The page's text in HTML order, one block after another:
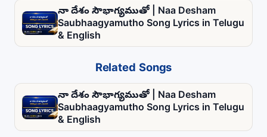
నా దేశం సౌభాగ్యముతో | Naa Desham
Saubhaagyamutho Song Lyrics in Telugu
& English
Related Songs
నా దేశం సౌభాగ్యముతో | Naa Desham
Saubhaagyamutho Song Lyrics in Telugu
& English